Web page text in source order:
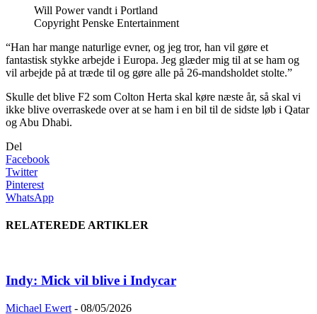
Will Power vandt i Portland
Copyright Penske Entertainment
“Han har mange naturlige evner, og jeg tror, ​​han vil gøre et
fantastisk stykke arbejde i Europa. Jeg glæder mig til at se ham og
vil arbejde på at træde til og gøre alle på 26-mandsholdet stolte.”
Skulle det blive F2 som Colton Herta skal køre næste år, så skal vi
ikke blive overraskede over at se ham i en bil til de sidste løb i Qatar
og Abu Dhabi.
Del
Facebook
Twitter
Pinterest
WhatsApp
RELATEREDE ARTIKLER
Indy: Mick vil blive i Indycar
Michael Ewert - 08/05/2026